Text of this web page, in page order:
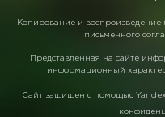
Копирование и воспроизведение
письменного
Представленная на сайте
информационный
Сайт защищен с помощью